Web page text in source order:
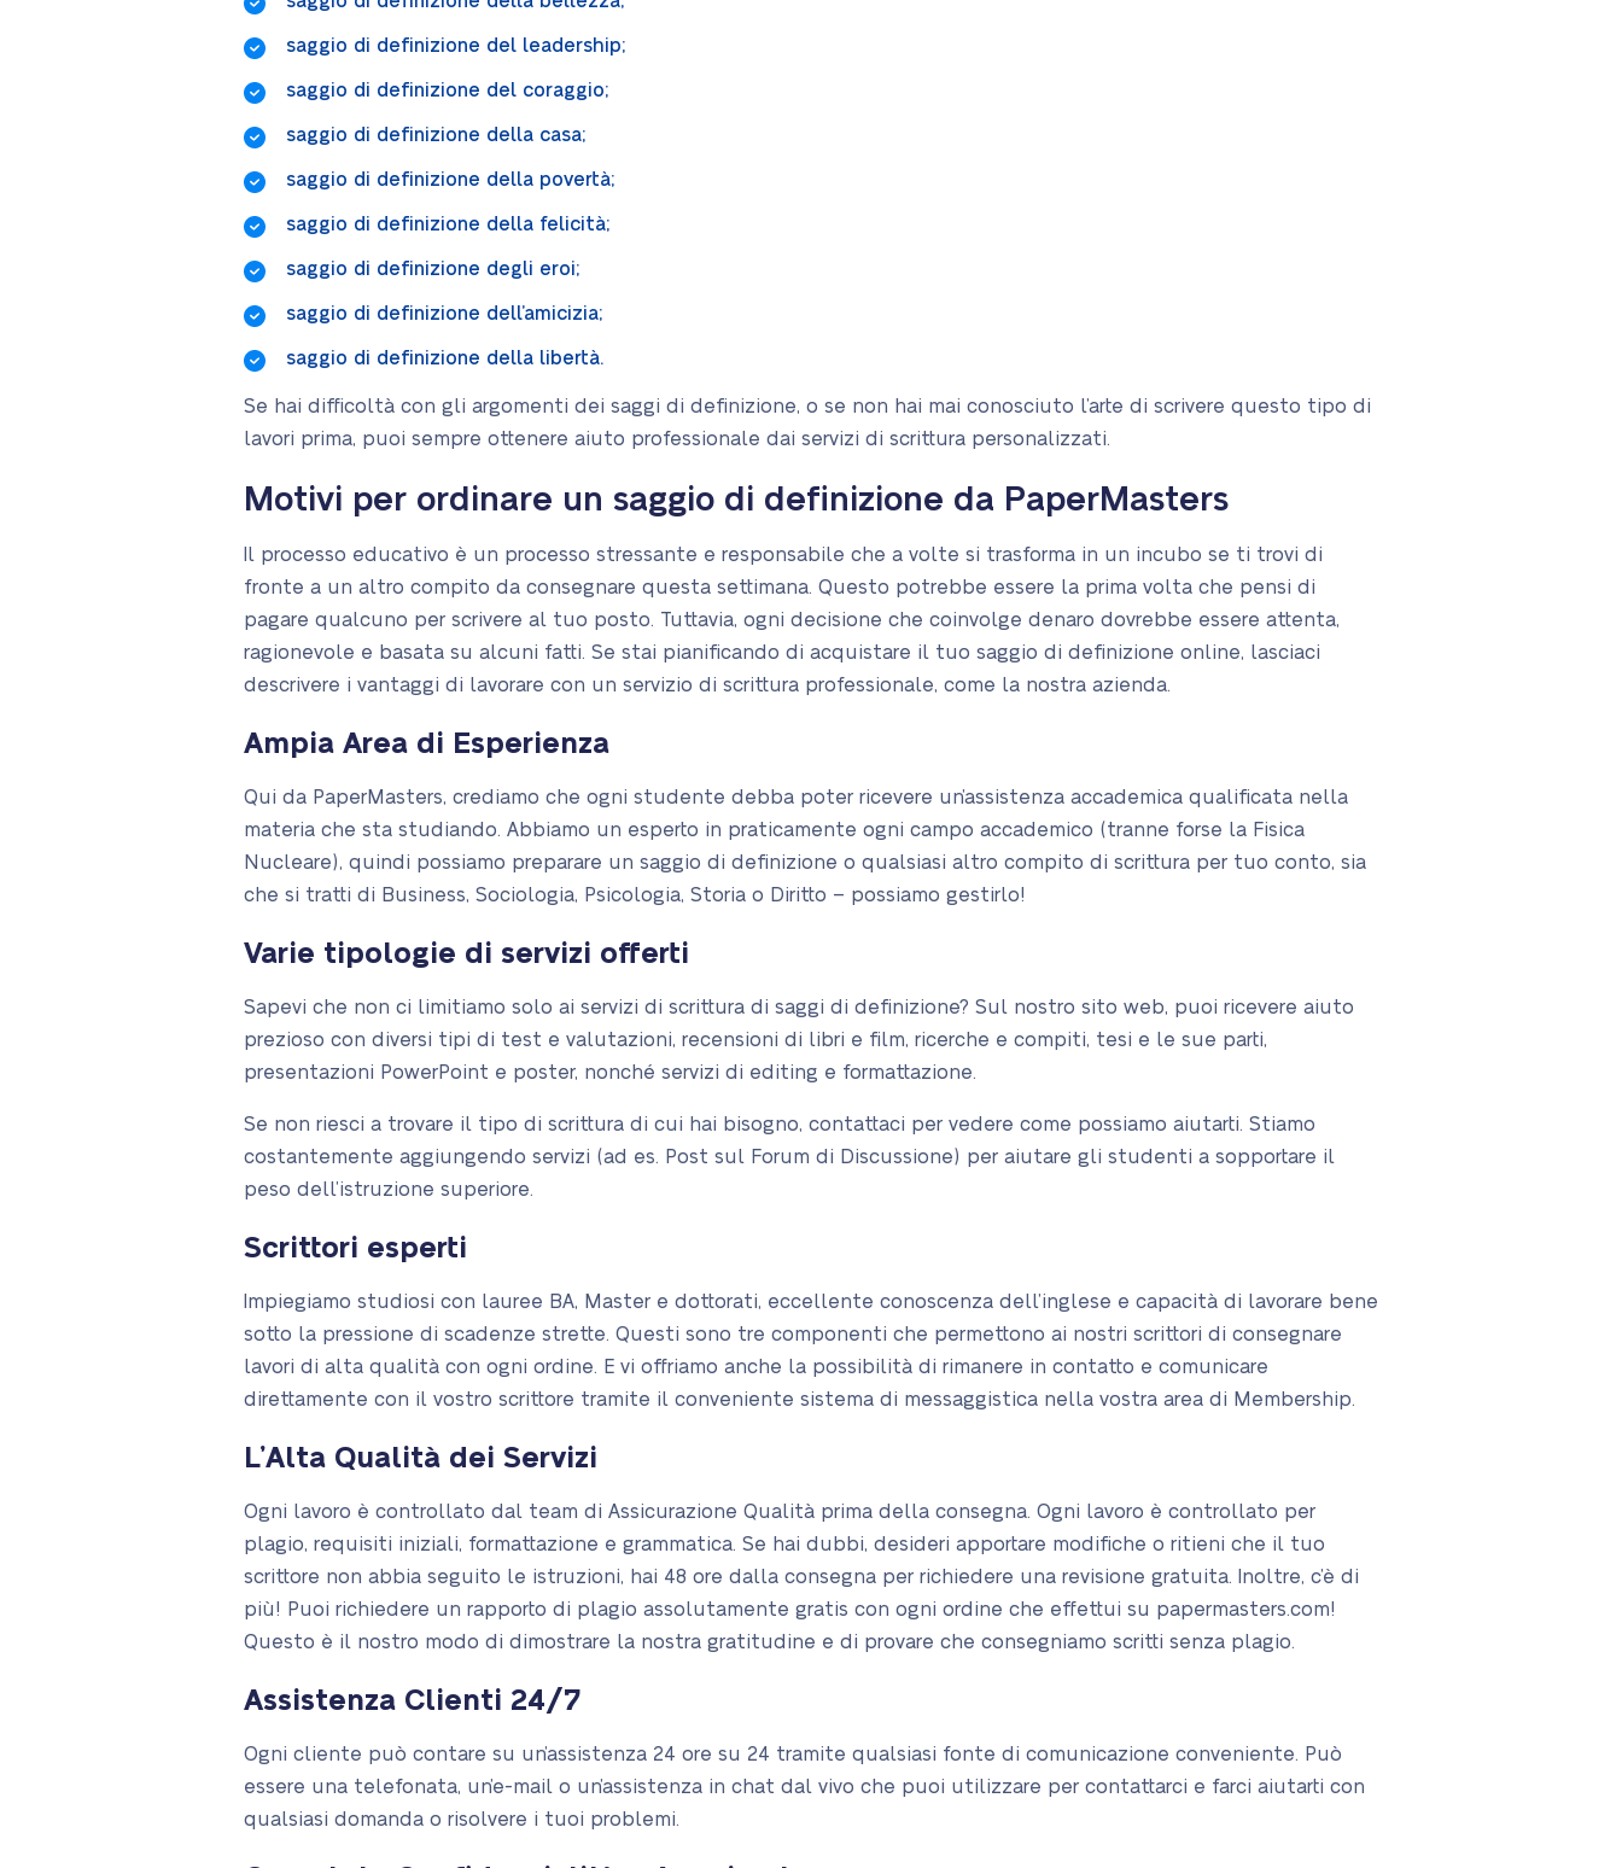
saggio di definizione del leadership;
saggio di definizione del coraggio;
saggio di definizione della casa;
saggio di definizione della povertà;
saggio di definizione della felicità;
saggio di definizione degli eroi;
saggio di definizione dell’amicizia;
saggio di definizione della libertà.
Se hai difficoltà con gli argomenti dei saggi di definizione, o se non hai mai conosciuto l’arte di scrivere questo tipo di
lavori prima, puoi sempre ottenere aiuto professionale dai servizi di scrittura personalizzati.
Motivi per ordinare un saggio di definizione da PaperMasters
Il processo educativo è un processo stressante e responsabile che a volte si trasforma in un incubo se ti trovi di
fronte a un altro compito da consegnare questa settimana. Questo potrebbe essere la prima volta che pensi di
pagare qualcuno per scrivere al tuo posto. Tuttavia, ogni decisione che coinvolge denaro dovrebbe essere attenta,
ragionevole e basata su alcuni fatti. Se stai pianificando di acquistare il tuo saggio di definizione online, lasciaci
descrivere i vantaggi di lavorare con un servizio di scrittura professionale, come la nostra azienda.
Ampia Area di Esperienza
Qui da PaperMasters, crediamo che ogni studente debba poter ricevere un’assistenza accademica qualificata nella
materia che sta studiando. Abbiamo un esperto in praticamente ogni campo accademico (tranne forse la Fisica
Nucleare), quindi possiamo preparare un saggio di definizione o qualsiasi altro compito di scrittura per tuo conto, sia
che si tratti di Business, Sociologia, Psicologia, Storia o Diritto – possiamo gestirlo!
Varie tipologie di servizi offerti
Sapevi che non ci limitiamo solo ai servizi di scrittura di saggi di definizione? Sul nostro sito web, puoi ricevere aiuto
prezioso con diversi tipi di test e valutazioni, recensioni di libri e film, ricerche e compiti, tesi e le sue parti,
presentazioni PowerPoint e poster, nonché servizi di editing e formattazione.
Se non riesci a trovare il tipo di scrittura di cui hai bisogno, contattaci per vedere come possiamo aiutarti. Stiamo
costantemente aggiungendo servizi (ad es. Post sul Forum di Discussione) per aiutare gli studenti a sopportare il
peso dell’istruzione superiore.
Scrittori esperti
Impiegiamo studiosi con lauree BA, Master e dottorati, eccellente conoscenza dell’inglese e capacità di lavorare bene
sotto la pressione di scadenze strette. Questi sono tre componenti che permettono ai nostri scrittori di consegnare
lavori di alta qualità con ogni ordine. E vi offriamo anche la possibilità di rimanere in contatto e comunicare
direttamente con il vostro scrittore tramite il conveniente sistema di messaggistica nella vostra area di Membership.
L’Alta Qualità dei Servizi
Ogni lavoro è controllato dal team di Assicurazione Qualità prima della consegna. Ogni lavoro è controllato per
plagio, requisiti iniziali, formattazione e grammatica. Se hai dubbi, desideri apportare modifiche o ritieni che il tuo
scrittore non abbia seguito le istruzioni, hai 48 ore dalla consegna per richiedere una revisione gratuita. Inoltre, c’è di
più! Puoi richiedere un rapporto di plagio assolutamente gratis con ogni ordine che effettui su papermasters.com!
Questo è il nostro modo di dimostrare la nostra gratitudine e di provare che consegniamo scritti senza plagio.
Assistenza Clienti 24/7
Ogni cliente può contare su un’assistenza 24 ore su 24 tramite qualsiasi fonte di comunicazione conveniente. Può
essere una telefonata, un’e-mail o un’assistenza in chat dal vivo che puoi utilizzare per contattarci e farci aiutarti con
qualsiasi domanda o risolvere i tuoi problemi.